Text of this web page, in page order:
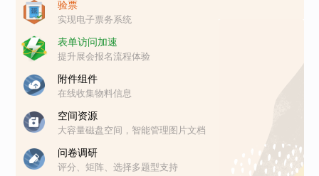
验票
实现电子票务系统
表单访问加速
提升展会报名流程体验
附件组件
在线收集物料信息
空间资源
大容量磁盘空间，智能管理图片文档
问卷调研
评分、矩阵、选择多题型支持